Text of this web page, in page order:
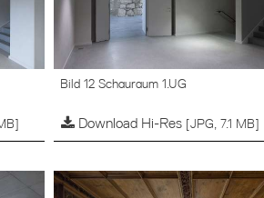
Bild 12 Schauraum 1.UG
Download Hi-Res [JPG, 7.1 MB]